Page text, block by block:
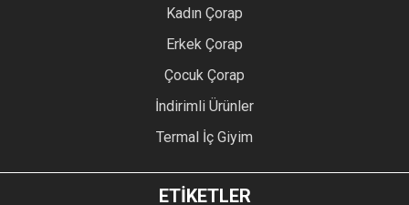
Kadın Çorap
Erkek Çorap
Çocuk Çorap
İndirimli Ürünler
Termal İç Giyim
ETİKETLER